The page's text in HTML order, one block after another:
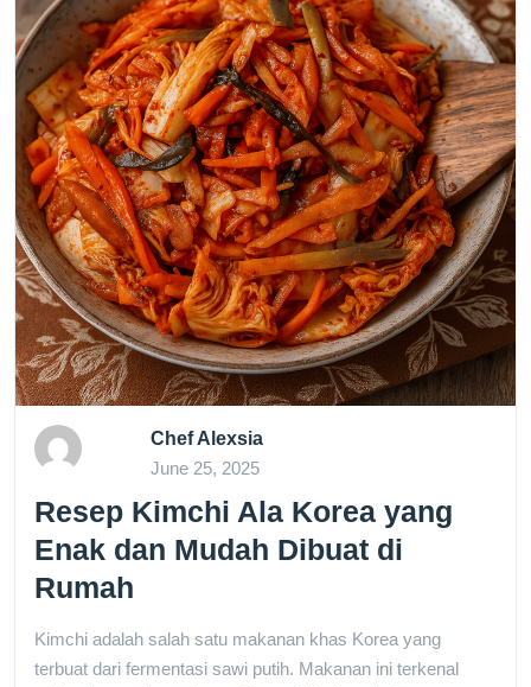
Chef Alexsia
June 25, 2025
Resep Kimchi Ala Korea yang
Enak dan Mudah Dibuat di
Rumah
Kimchi adalah salah satu makanan khas Korea yang
terbuat dari fermentasi sawi putih. Makanan ini terkenal